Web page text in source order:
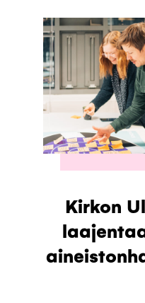
Kirkon